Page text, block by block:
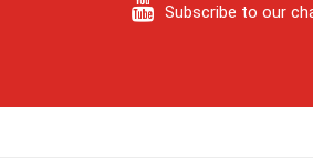
Subscribe to our